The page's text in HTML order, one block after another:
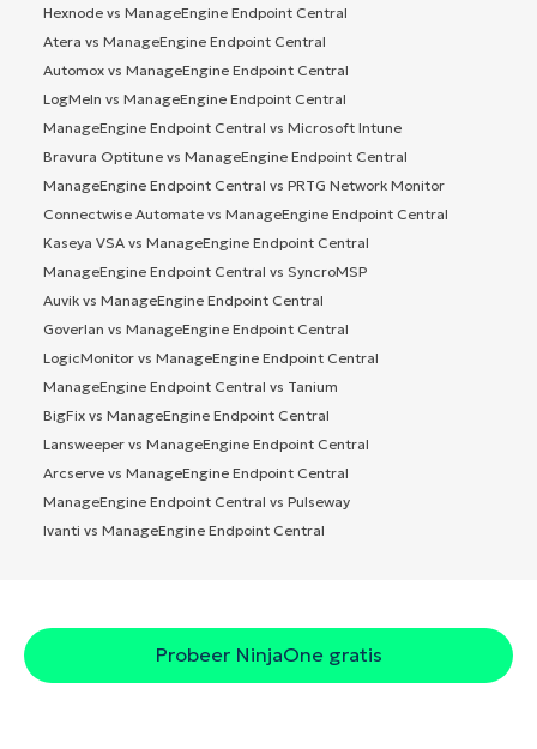
Hexnode vs ManageEngine Endpoint Central
Atera vs ManageEngine Endpoint Central
Automox vs ManageEngine Endpoint Central
LogMeIn vs ManageEngine Endpoint Central
ManageEngine Endpoint Central vs Microsoft Intune
Bravura Optitune vs ManageEngine Endpoint Central
ManageEngine Endpoint Central vs PRTG Network Monitor
Connectwise Automate vs ManageEngine Endpoint Central
Kaseya VSA vs ManageEngine Endpoint Central
ManageEngine Endpoint Central vs SyncroMSP
Auvik vs ManageEngine Endpoint Central
Goverlan vs ManageEngine Endpoint Central
LogicMonitor vs ManageEngine Endpoint Central
ManageEngine Endpoint Central vs Tanium
BigFix vs ManageEngine Endpoint Central
Lansweeper vs ManageEngine Endpoint Central
Arcserve vs ManageEngine Endpoint Central
ManageEngine Endpoint Central vs Pulseway
Ivanti vs ManageEngine Endpoint Central
Probeer NinjaOne gratis